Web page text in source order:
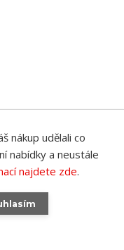
nákup udělali co
nabídky a neustále
najdete zde.